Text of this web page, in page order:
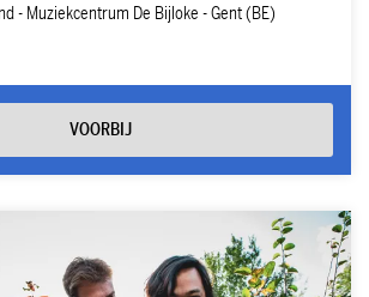
- Muziekcentrum De Bijloke - Gent (BE)
VOORBIJ